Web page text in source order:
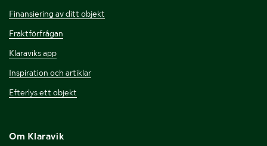
Finansiering av ditt objekt
Fraktförfrågan
Klaraviks app
Inspiration och artiklar
Efterlys ett objekt
Om Klaravik